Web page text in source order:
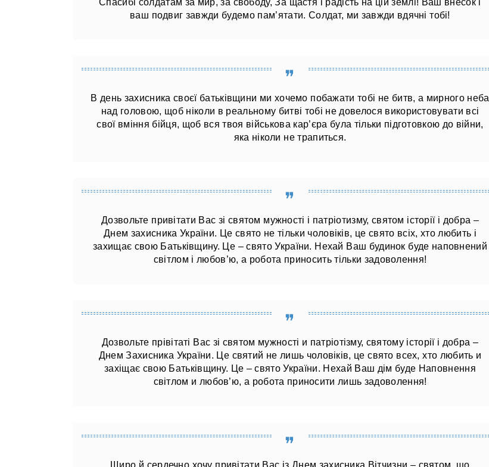
ваш подвиг завжди будемо пам’ятати. Солдат, ми завжди вдячні тобі!
В день захисника своєї батьківщини ми хочемо побажати тобі не битв, а мирного неба
над головою, щоб ніколи в реальному битві тобі не довелося використовувати всі
свої вміння бійця, щоб вся твоя військова кар’єра була тільки підготовкою до війни,
яка ніколи не трапиться.
Дозвольте привітати Вас зі святом мужності і патріотизму, святом історії і добра –
Днем захисника України. Це свято не тільки чоловіків, це свято всіх, хто любить і
захищає свою Батьківщину. Це – свято України. Нехай Ваш будинок буде наповнений
світлом і любов’ю, а робота приносить тільки задоволення!
Дозвольте прівітаті Вас зі святом мужності и патріотізму, святому історії і добра –
Днем Захисника України. Це святий не лишь чоловіків, це свято всех, хто любить и
захіщає свою Батьківщину. Це – свято України. Нехай Ваш дім буде Наповнення
світлом и любов’ю, а робота приносити лишь задоволення!
Щиро й сердечно хочу привітати Вас із Днем захисника Вітчизни – святом, що